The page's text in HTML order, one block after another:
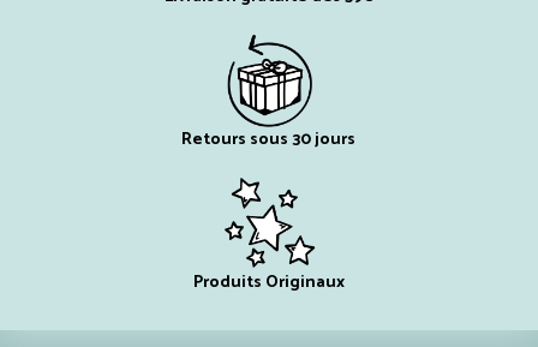
Retours sous 30 jours
Produits Originaux